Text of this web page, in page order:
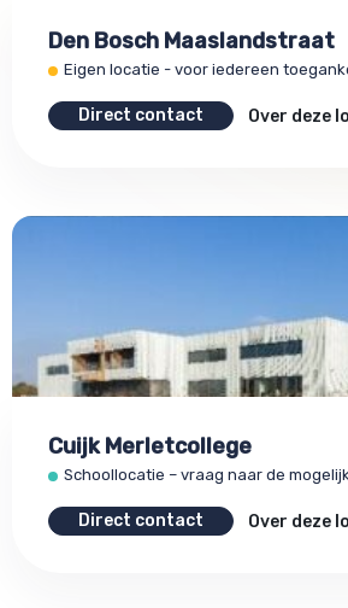
Den Bosch Maaslandstraat
Eigen locatie - voor iedereen
Direct contact Over deze
Cuijk Merletcollege
Schoollocatie – vraag naar de
Direct contact Over deze